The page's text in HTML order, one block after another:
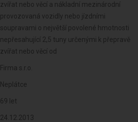
zvířat nebo věcí a nákladní mezinárodní
provozovaná vozidly nebo jízdními
soupravami o největší povolené hmotnosti
nepřesahující 2,5 tuny určenými k přepravě
zvířat nebo věcí od
Firma s.r.o.
Neplátce
69 let
24.12.2013